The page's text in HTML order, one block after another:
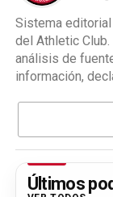
Sistema
del Athletic
análisis de
información,
Últimos